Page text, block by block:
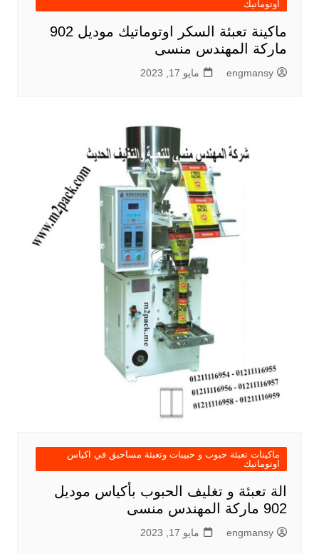
اوتوماتيك
ماكينة تعبئة السكر اوتوماتيك موديل 902
ماركة المهندس منسى
engmansy مايو 17, 2023
ماكينات تعبئة حبوب و حبيبات وتعبئة مساحيق في اكياس
اوتوماتيك
الة تعبئة و تغليف الحبوب بأكياس موديل
902 ماركة المهندس منسى
engmansy مايو 17, 2023